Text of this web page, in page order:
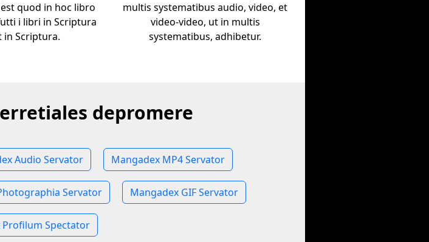
quod in hoc libro
i libri in Scriptura
in Scriptura.
multis systematibus audio, video, et
video-video, ut in multis
systematibus, adhibetur.
depromere
Audio Servator Mangadex MP4 Servator
Servator Mangadex GIF Servator
Profilum Spectator